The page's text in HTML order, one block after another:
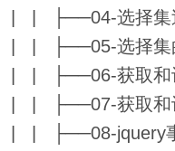
| | ├──04-选择集
| | ├──05-选择集
| | ├──06-获取和
| | ├──07-获取和
| | ├──08-jquery